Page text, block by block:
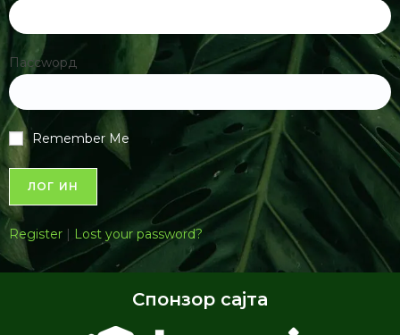
Пассwорд
Remember Me
Register Lost your password?
Спонзор сајта